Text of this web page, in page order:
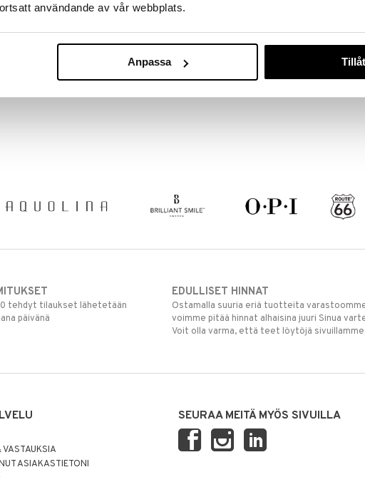
användande av vår webbplats.
Anpassa
13 Alkyl Lactate, Salvia, Hispanica Seed Oil,
Limonene, Linalool, Geraniol
tehdyt tilaukset lähetetään
päivänä
EDULLISET HINNAT
Ostamalla suuria eriä tuotteita
voimme pitää hinnat alhaisina juuri Sinua
Voit olla varma, että teet löytöjä
ASIAKASTIETONI
SEURAA MEITÄ MYÖS SIVUILLA